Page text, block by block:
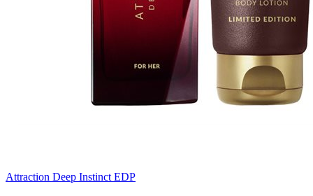
Attraction Deep Instinct EDP